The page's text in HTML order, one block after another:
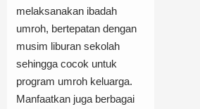
melaksanakan ibadah
umroh, bertepatan dengan
musim liburan sekolah
sehingga cocok untuk
program umroh keluarga.
Manfaatkan juga berbagai